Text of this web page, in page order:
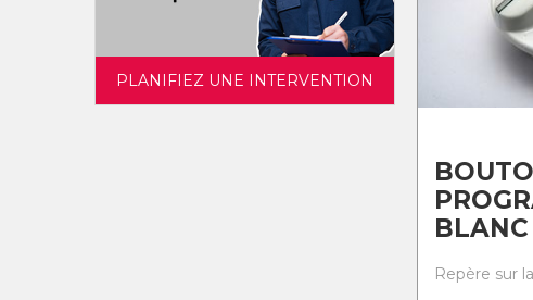
PLANIFIEZ UNE INTERVENTION
BLANC
Repère sur